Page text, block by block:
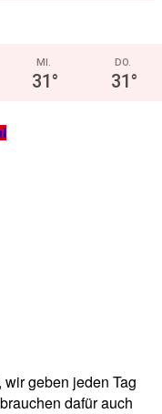
MI.
31°
DO.
31°
geben jeden Tag
dafür auch